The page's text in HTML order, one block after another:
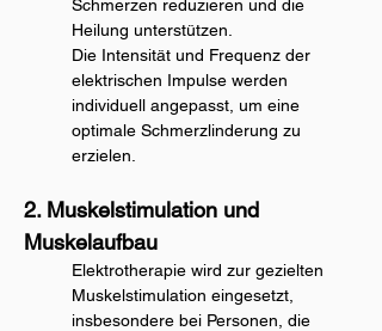
Schmerzen reduzieren und die
Heilung unterstützen.
Die Intensität und Frequenz der
elektrischen Impulse werden
individuell angepasst, um eine
optimale Schmerzlinderung zu
erzielen.
2. Muskelstimulation und
Muskelaufbau
Elektrotherapie wird zur gezielten
Muskelstimulation eingesetzt,
insbesondere bei Personen, die